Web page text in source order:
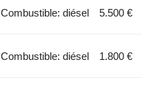
Combustible: diésel 5.500 €
Combustible: diésel 1.800 €